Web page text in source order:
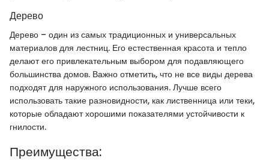
Дерево
Дерево – один из самых традиционных и универсальных
материалов для лестниц. Его естественная красота и тепло
делают его привлекательным выбором для подавляющего
большинства домов. Важно отметить, что не все виды дерева
подходят для наружного использования. Лучше всего
использовать такие разновидности, как лиственница или теки,
которые обладают хорошими показателями устойчивости к
гнилости.
Преимущества: